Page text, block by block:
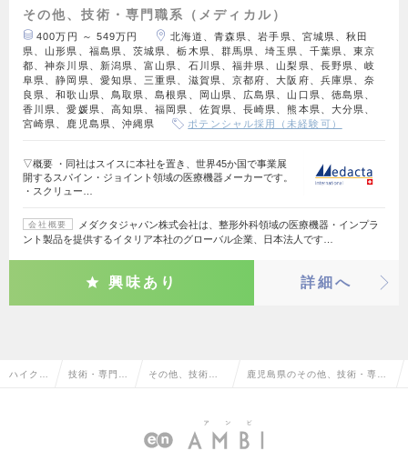
その他、技術・専門職系（メディカル）
400万円 ～ 549万円
北海道、青森県、岩手県、宮城県、秋田
県、山形県、福島県、茨城県、栃木県、群馬県、埼玉県、千葉県、東京
都、神奈川県、新潟県、富山県、石川県、福井県、山梨県、長野県、岐
阜県、静岡県、愛知県、三重県、滋賀県、京都府、大阪府、兵庫県、奈
良県、和歌山県、鳥取県、島根県、岡山県、広島県、山口県、徳島県、
香川県、愛媛県、高知県、福岡県、佐賀県、長崎県、熊本県、大分県、
宮崎県、鹿児島県、沖縄県
ポテンシャル採用（未経験可）
▽概要 ・同社はスイスに本社を置き、世界45か国で事業展
開するスパイン・ジョイント領域の医療機器メーカーです。
・スクリュー…
会社概要
メダクタジャパン株式会社は、整形外科領域の医療機器・インプラ
ント製品を提供するイタリア本社のグローバル企業、日本法人です…
興味あり 詳細へ
ハイクラ 技術・専門職 その他、技術・
ィカル）
鹿児島県のその他、技術・専門
人情報一覧